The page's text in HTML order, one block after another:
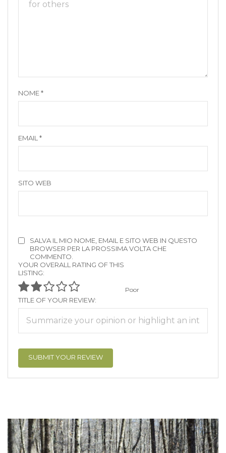
NOME*
EMAIL *
SITO WEB
SALVA IL MIO NOME, EMAIL E SITO WEB IN QUESTO
BROWSER PER LA PROSSIMA VOLTA CHE
COMMENTO.
YOUR OVERALL RATING OF THIS
LISTING:
Poor
TITLE OF YOUR REVIEW: